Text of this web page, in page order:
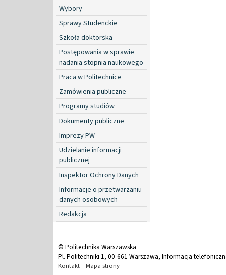
Wybory
Sprawy Studenckie
Szkoła doktorska
Postępowania w sprawie
nadania stopnia naukowego
Praca w Politechnice
Zamówienia publiczne
Programy studiów
Dokumenty publiczne
Imprezy PW
Udzielanie informacji
publicznej
Inspektor Ochrony Danych
Informacje o przetwarzaniu
danych osobowych
Redakcja
© Politechnika Warszawska
Pl. Politechniki 1, 00-661 Warszawa, Informacja
Kontakt Mapa strony